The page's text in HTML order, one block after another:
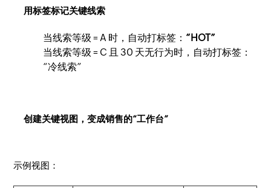
用标签标记关键线索
当线索等级 = A 时，自动打标签： “HOT”
当线索等级 = C 且 30 天无行为时，自动打标签：
“冷线索”
创建关键视图，变成销售的“工作台”
示例视图：